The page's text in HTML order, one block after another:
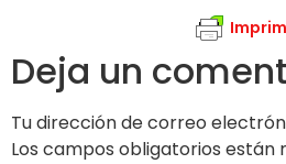
Deja un
Tu dirección de correo
Los campos obligatorios están